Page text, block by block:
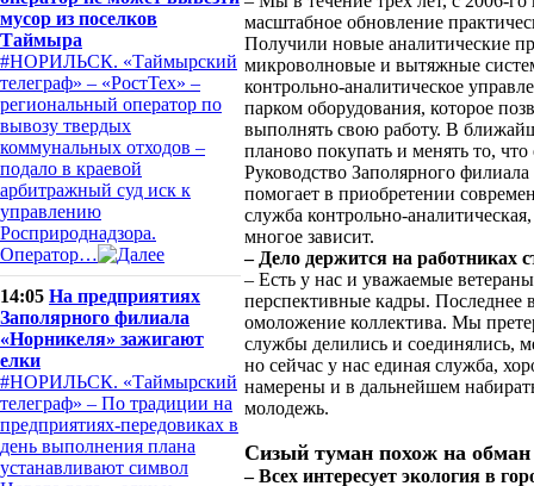
мусор из поселков
Таймыра
#НОРИЛЬСК. «Таймырский
телеграф» – «РостТех» –
региональный оператор по
вывозу твердых
коммунальных отходов –
подало в краевой
арбитражный суд иск к
управлению
Росприроднадзора.
Оператор…
14:05 На предприятиях
Заполярного филиала
«Норникеля» зажигают
елки
#НОРИЛЬСК. «Таймырский
телеграф» – По традиции на
предприятиях-передовиках в
день выполнения плана
устанавливают символ
масштабное обновление
Получили новые аналитические
микроволновые и вытяжные
контрольно-аналитическое
парком оборудования, которое
выполнять свою работу. В
планово покупать и менять то,
Руководство Заполярного
помогает в приобретении
служба контрольно-
многое зависит.
– Дело держится на работниках
– Есть у нас и уважаемые
перспективные кадры. Последнее
омоложение коллектива. Мы
службы делились и соединялись,
но сейчас у нас единая служба,
намерены и в дальнейшем
молодежь.
Сизый туман похож на обман
– Всех интересует экология в